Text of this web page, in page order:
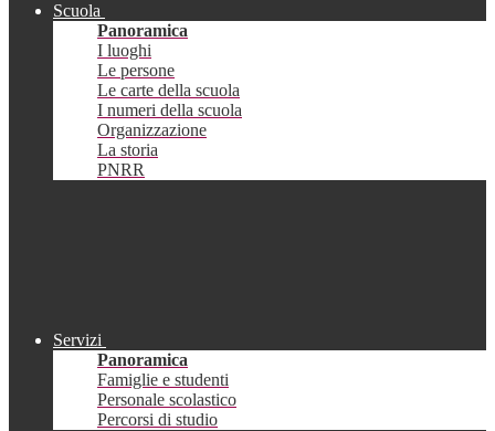
Scuola
Panoramica
I luoghi
Le persone
Le carte della scuola
I numeri della scuola
Organizzazione
La storia
PNRR
Servizi
Panoramica
Famiglie e studenti
Personale scolastico
Percorsi di studio